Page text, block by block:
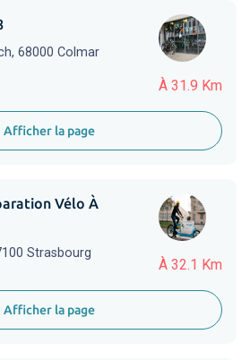
À 31.9 Km
68000 Colmar
Afficher la page
À 32.1 Km
Vélo À
Strasbourg
Afficher la page